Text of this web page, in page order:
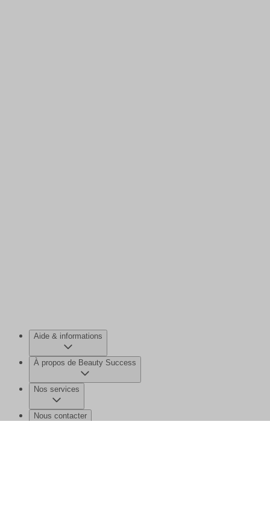
Aide & informations
À propos de Beauty Success
Nos services
Nous contacter